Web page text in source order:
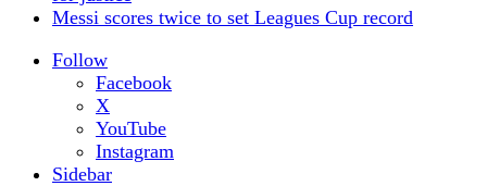
Messi scores twice to set Leagues Cup record
Follow
Facebook
X
YouTube
Instagram
Sidebar